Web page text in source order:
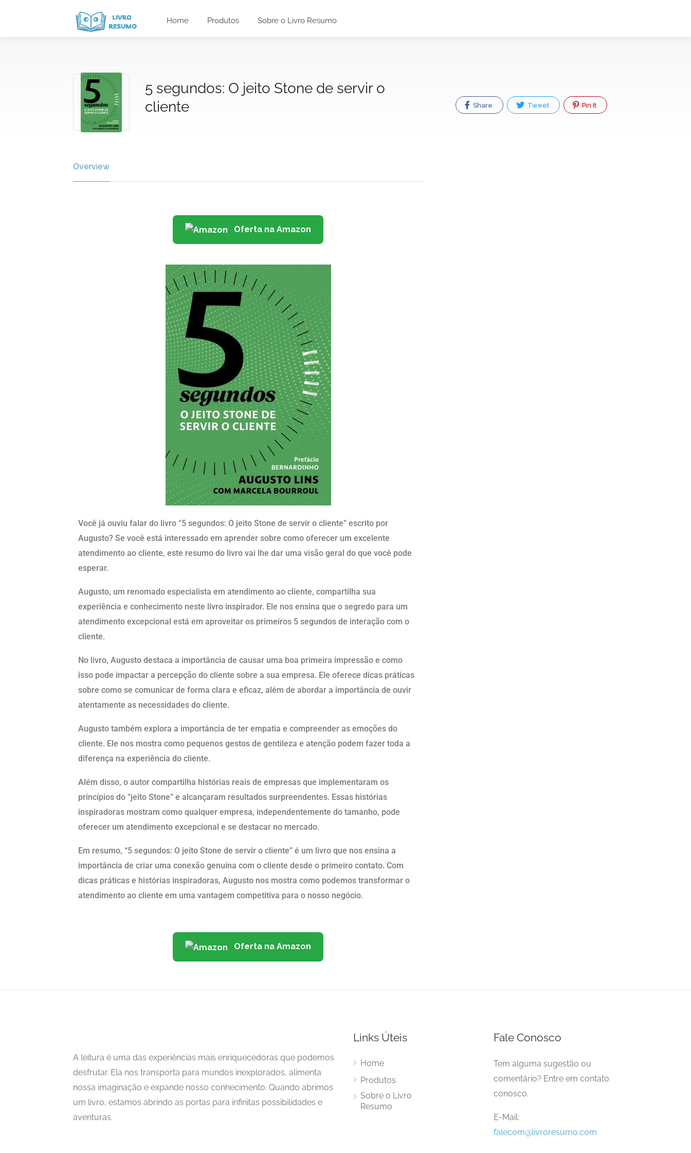
Home Produtos Sobre o Livro Resumo
5 segundos: O jeito Stone de servir o
cliente
Overview
Oferta na Amazon
Você já ouviu falar do livro “5 segundos: O jeito Stone de servir o cliente” escrito por
Augusto? Se você está interessado em aprender sobre como oferecer um excelente
atendimento ao cliente, este resumo do livro vai lhe dar uma visão geral do que você pode
esperar.
Augusto, um renomado especialista em atendimento ao cliente, compartilha sua
experiência e conhecimento neste livro inspirador. Ele nos ensina que o segredo para um
atendimento excepcional está em aproveitar os primeiros 5 segundos de interação com o
cliente.
No livro, Augusto destaca a importância de causar uma boa primeira impressão e como
isso pode impactar a percepção do cliente sobre a sua empresa. Ele oferece dicas práticas
sobre como se comunicar de forma clara e eficaz, além de abordar a importância de ouvir
atentamente as necessidades do cliente.
Augusto também explora a importância de ter empatia e compreender as emoções do
cliente. Ele nos mostra como pequenos gestos de gentileza e atenção podem fazer toda a
diferença na experiência do cliente.
Além disso, o autor compartilha histórias reais de empresas que implementaram os
princípios do “jeito Stone” e alcançaram resultados surpreendentes. Essas histórias
inspiradoras mostram como qualquer empresa, independentemente do tamanho, pode
oferecer um atendimento excepcional e se destacar no mercado.
Em resumo, “5 segundos: O jeito Stone de servir o cliente” é um livro que nos ensina a
importância de criar uma conexão genuína com o cliente desde o primeiro contato. Com
dicas práticas e histórias inspiradoras, Augusto nos mostra como podemos transformar o
atendimento ao cliente em uma vantagem competitiva para o nosso negócio.
Oferta na Amazon
Share Tweet Pin It
A leitura é uma das experiências mais enriquecedoras que podemos
desfrutar. Ela nos transporta para mundos inexplorados, alimenta
nossa imaginação e expande nosso conhecimento. Quando abrimos
um livro, estamos abrindo as portas para infinitas possibilidades e
aventuras.
Links Úteis
Home
Produtos
Sobre o Livro
Resumo
Fale Conosco
Tem alguma sugestão ou
comentário? Entre em contato
conosco.
E-Mail:
falecom@livroresumo.com